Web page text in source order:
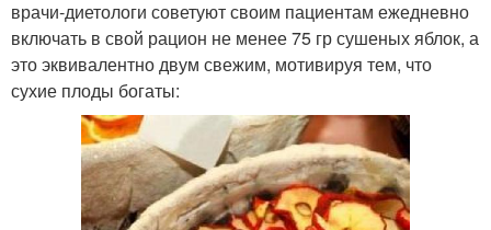
врачи‑диетологи советуют своим пациентам ежедневно
включать в свой рацион не менее 75 гр сушеных яблок, а
это эквивалентно двум свежим, мотивируя тем, что
сухие плоды богаты: